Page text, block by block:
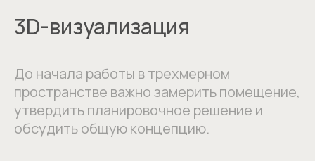
3D-визуализация
До начала работы в трехмерном
пространстве важно замерить помещение,
утвердить планировочное решение и
обсудить общую концепцию.